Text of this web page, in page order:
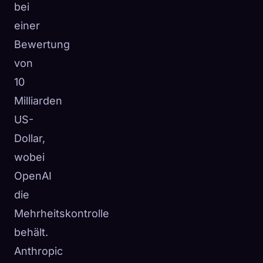
bei
einer
Bewertung
von
10
Milliarden
US-
Dollar,
wobei
OpenAI
die
Mehrheitskontrolle
behält.
Anthropic